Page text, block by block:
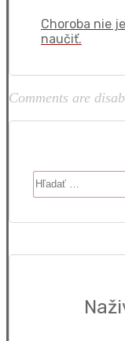
Choroba nie
naučiť.
Comments are
Hľadať: